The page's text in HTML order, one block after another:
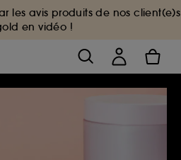
les avis produits de nos client(e)s
en vidéo !